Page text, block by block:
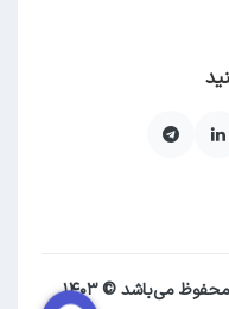
می‌باشد © ۱۴۰۳